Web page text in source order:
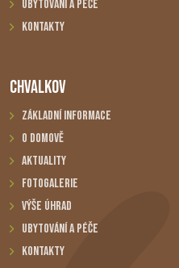
Ubytování a péče
Kontakty
CHVALKOV
Základní informace
O domově
Aktuality
Fotogalerie
Výše úhrad
Ubytování a péče
Kontakty